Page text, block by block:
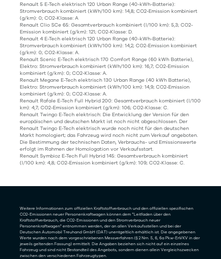
Renault 5 E-Tech elektrisch 120 Urban Range (40-kWh-Batterie):
Stromverbrauch kombiniert (kWh/100 km): 14,8; CO2-Emission kombiniert
(g/km): 0; CO2-Klasse: A
Renault Clio SCe 65: Gesamtverbrauch kombiniert (l/100 km): 5,3; CO2-
Emission kombiniert (g/km): 121; CO2-Klasse: D.
Renault 4 E-Tech elektrisch 120 Urban Range (40-kWh-Batterie):
Stromverbrauch kombiniert (kWh/100 km): 14,2; CO2-Emission kombiniert
(g/km): 0; CO2-Klasse: A.
Renault Scenic E-Tech elektrisch 170 Comfort Range (60 kWh Batterie),
Elektro: Stromverbrauch kombiniert (kWh/100 km): 16,7; CO2-Emission
kombiniert (g/km): 0; CO2-Klasse: A.
Renault Megane E-Tech elektrisch 130 Urban Range (40 kWh Batterie),
Elektro: Stromverbrauch kombiniert (kWh/100 km): 14,9; CO2-Emission
kombiniert (g/km): 0; CO2-Klasse: A.
Renault Rafale E-Tech Full Hybrid 200: Gesamtverbrauch kombiniert (l/100
km): 4,7; CO2-Emission kombiniert (g/km): 106; CO2-Klasse: C.
Renault Twingo E-Tech elektrisch: Die Entwicklung der Version für den
europäischen und deutschen Markt ist noch nicht abgeschlossen. Der
Renault Twingo E-Tech elektrisch wurde noch nicht für den deutschen
Markt homologiert; das Fahrzeug wird noch nicht zum Verkauf angeboten.
Die Bestimmung der technischen Daten, Verbrauchs- und Emissionswerte
erfolgt im Rahmen der Homologation vor Verkaufsstart.
Renault Symbioz E-Tech Full Hybrid 145: Gesamtverbrauch kombiniert
(l/100 km): 4,8; CO2-Emission kombiniert (g/km): 109; CO2-Klasse: C.
Weitere Informationen zum offiziellen Kraftstoffverbrauch und den offiziellen spezifischen
CO2-Emissionen neuer Personenkraftwagen können dem "Leitfaden über den
Kraftstoffverbrauch, die CO2-Emissionen und den Stromverbrauch neuer
Personenkraftwagen" entnommen werden, der an allen Verkaufsstellen und bei der
Deutschen Automobil Treuhand GmbH (DAT) unentgeltlich erhältlich ist. Die angegebenen
Werte wurden nach dem vorgeschriebenen Messverfahren (§ 2 Nrn. 5, 6, 6a Pkw-EnVKV in der
jeweils geltenden Fassung) ermittelt. Die Angaben beziehen sich nicht auf ein einzelnes
Fahrzeug und sind nicht Bestandteil des Angebots, sondern dienen allein Vergleichszwecken
zwischen den verschiedenen Fahrzeugtypen.